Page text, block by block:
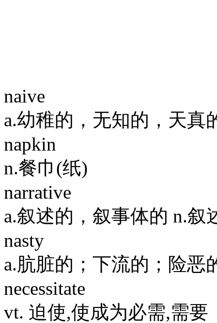
naive
a.幼稚的，无知的，天真
napkin
n.餐巾(纸)
narrative
a.叙述的，叙事体的 n.叙
nasty
a.肮脏的；下流的；险恶
necessitate
vt. 迫使,使成为必需,需要